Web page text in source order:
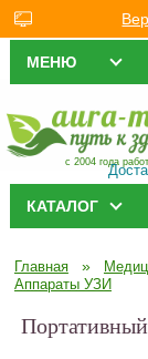
МЕНЮ
с 2004 года
КАТАЛОГ
Главная »
Аппараты УЗИ